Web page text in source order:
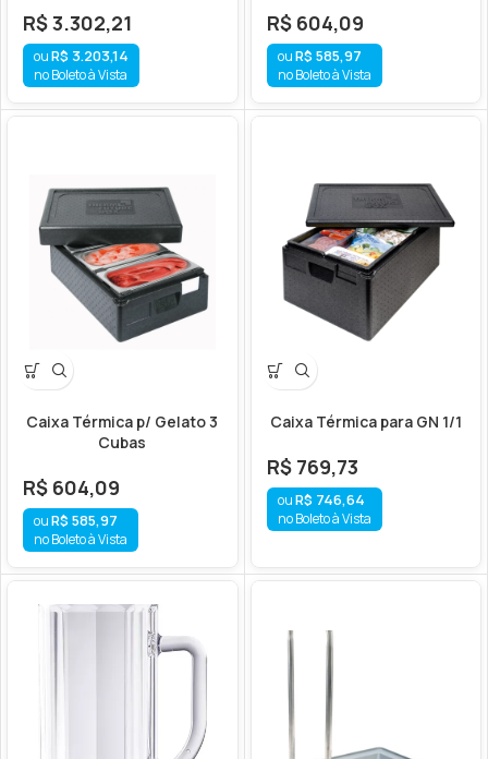
R$3.302,21
R$ 3.203,14
no Boleto à Vista
R$604,09
R$ 585,97
no Boleto à Vista
Caixa Térmica p/ Gelato 3
Cubas
R$ 604,09
R$ 585,97
no Boleto à Vista
Caixa Térmica para GN 1/1
R$769,73
R$ 746,64
no Boleto à Vista